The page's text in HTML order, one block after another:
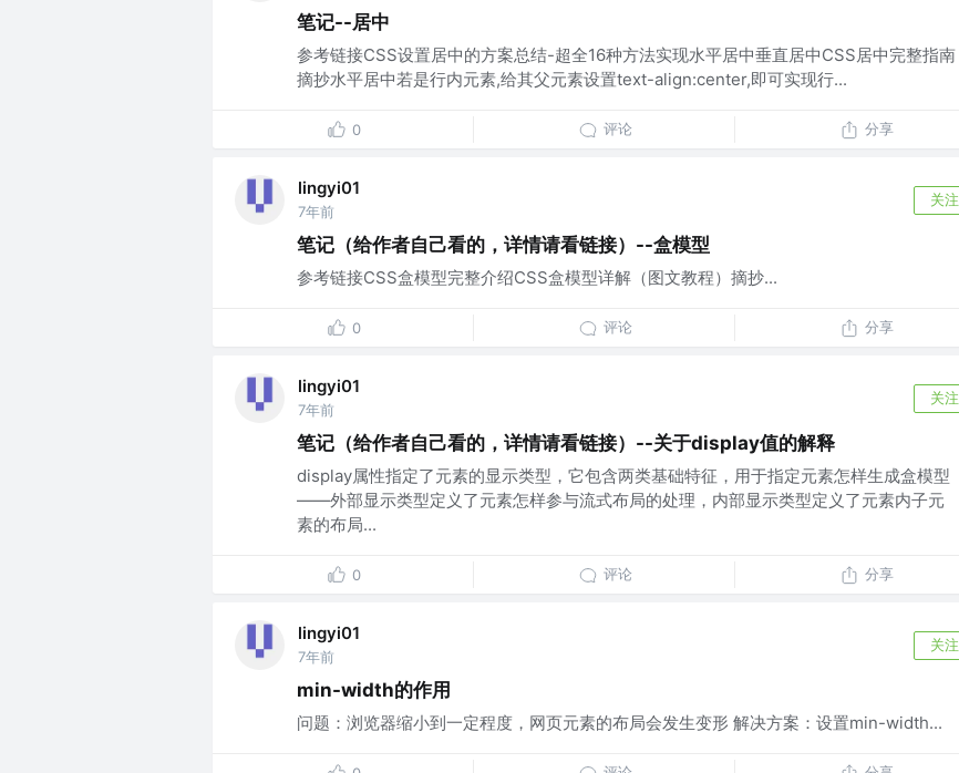
笔记--居中
参考链接CSS设置居中的方案总结-超全16种方法实现水平居中垂直居中CSS居中完整指南
摘抄水平居中若是行内元素,给其父元素设置text-align:center,即可实现行...
0 评论 分享
lingyi01
7年前
关注
笔记（给作者自己看的，详情请看链接）--盒模型
参考链接CSS盒模型完整介绍CSS盒模型详解（图文教程）摘抄...
0 评论 分享
lingyi01
7年前
关注
笔记（给作者自己看的，详情请看链接）--关于display值的解释
display属性指定了元素的显示类型，它包含两类基础特征，用于指定元素怎样生成盒模型
——外部显示类型定义了元素怎样参与流式布局的处理，内部显示类型定义了元素内子元
素的布局...
0 评论 分享
lingyi01
7年前
关注
min-width的作用
问题：浏览器缩小到一定程度，网页元素的布局会发生变形 解决方案：设置min-width...